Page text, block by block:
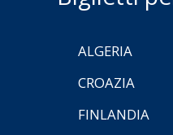
ALGERIA
CROAZIA
FINLANDIA